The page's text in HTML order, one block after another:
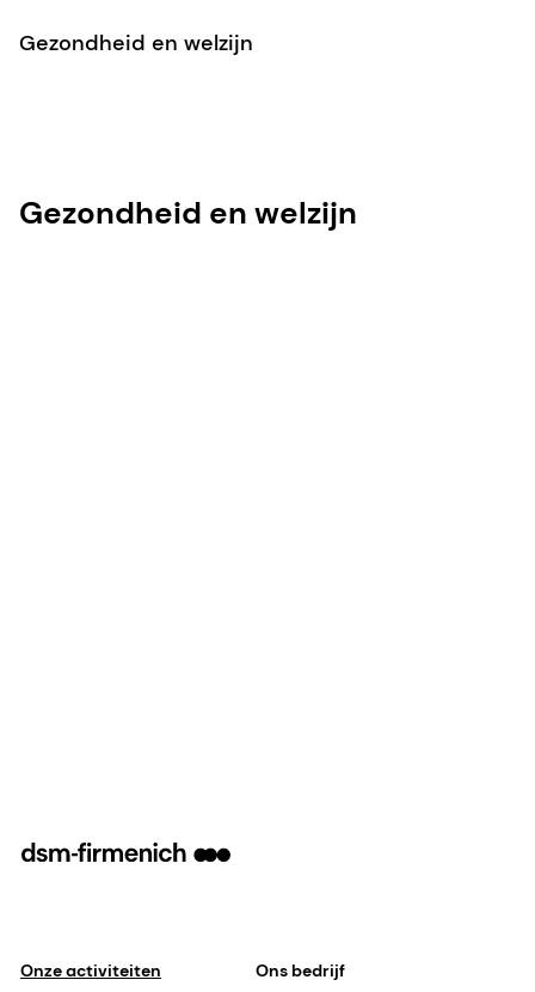
Gezondheid en welzijn
Gezondheid en welzijn
Onze activiteiten Ons bedrijf